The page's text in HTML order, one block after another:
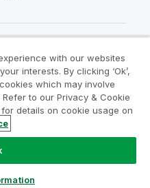
Do Not Share My Info
International AB. Tutti i
with our websites
interests. By clicking ‘Ok’,
which may involve
to our Privacy & Cookie
for details on cookie usage on